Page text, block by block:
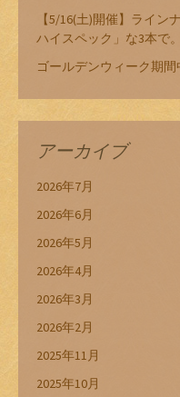
【5/16(土)開催】ライン
ハイスペック」な3本で。
ゴールデンウィーク期
アーカイブ
2026年7月
2026年6月
2026年5月
2026年4月
2026年3月
2026年2月
2025年11月
2025年10月